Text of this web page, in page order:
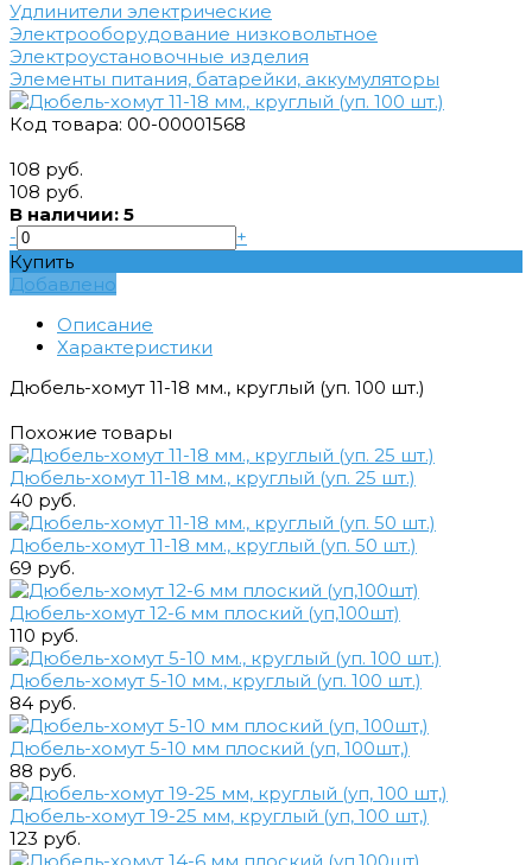
Удлинители электрические
Электрооборудование низковольтное
Электроустановочные изделия
Элементы питания, батарейки, аккумуляторы
Код товара: 00-00001568
108 руб.
108 руб.
В наличии: 5
-
+
Купить
Добавлено
Описание
Характеристики
Дюбель-хомут 11-18 мм., круглый (уп. 100 шт.)
Похожие товары
Дюбель-хомут 11-18 мм., круглый (уп. 25 шт.)
40 руб.
Дюбель-хомут 11-18 мм., круглый (уп. 50 шт.)
69 руб.
Дюбель-хомут 12-6 мм плоский (уп,100шт)
110 руб.
Дюбель-хомут 5-10 мм., круглый (уп. 100 шт.)
84 руб.
Дюбель-хомут 5-10 мм плоский (уп, 100шт,)
88 руб.
Дюбель-хомут 19-25 мм, круглый (уп, 100 шт,)
123 руб.